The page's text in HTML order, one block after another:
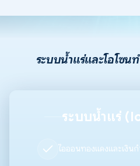
ระบบน้ำแร่และโอโซน
ระบบน้ำแร่
ไอออนทองแดงและเงิน